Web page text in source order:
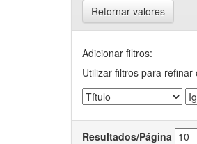
Retornar valores
Adicionar filtros:
Utilizar filtros para
Resultados/Página